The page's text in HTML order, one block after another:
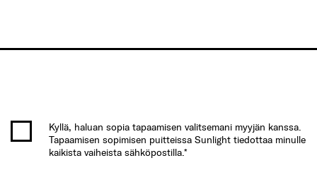
Kyllä, haluan sopia tapaamisen valitsemani myyjän kanssa.
Tapaamisen sopimisen puitteissa Sunlight tiedottaa minulle
kaikista vaiheista sähköpostilla.*